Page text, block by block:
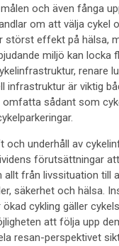
och även fånga
om att välja cykel
störst effekt på hälsa,
miljö kan locka
renare
infrastruktur är viktig
omfatta sådant som
och underhåll av
förutsättningar
allt från livssituation till
säkerhet och hälsa.
cykling gäller
att följa upp
resan-perspektivet